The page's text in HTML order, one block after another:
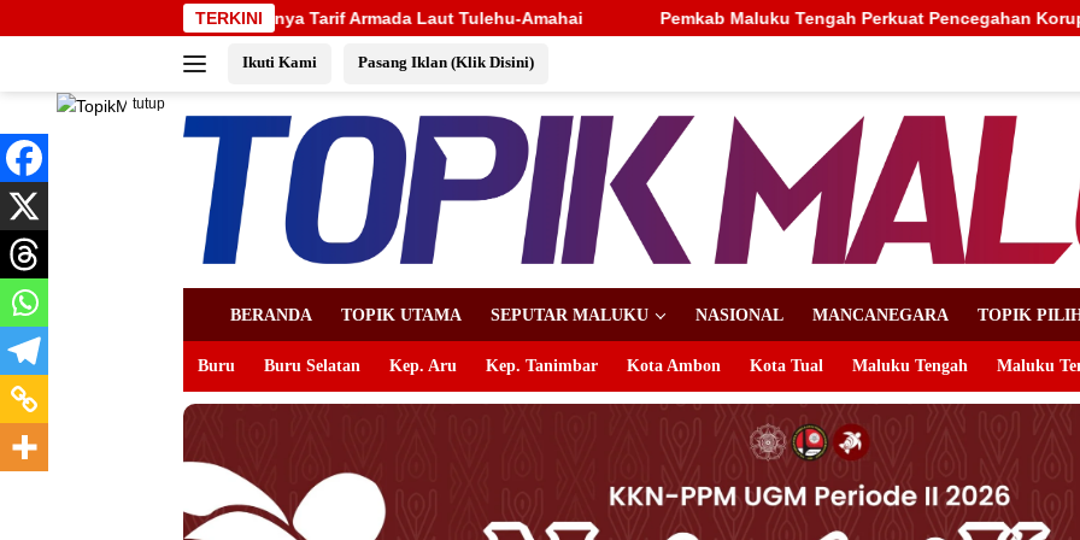
ke
TERKINI
Mahalnya Tarif Armada Laut Tulehu-Amahai Pemkab Maluku Tengah Perkuat Pencegahan Korupsi, Wabup Mario
Ikuti Kami Pasang Iklan (Klik Disini)
tutup
BERANDA TOPIK UTAMA SEPUTAR MALUKU NASIONAL MANCANEGARA TOPIK
Buru Buru Selatan Kep. Aru Kep. Tanimbar Kota Ambon Kota Tual Maluku Tengah Maluku